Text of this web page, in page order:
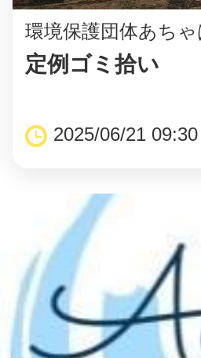
環境保護団体あち
定例ゴミ拾い
2025/06/21